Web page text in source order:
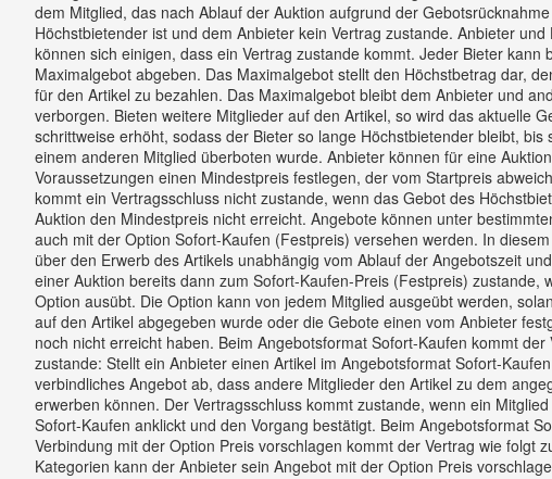
dem Mitglied, das nach Ablauf der Auktion aufgrund der
Höchstbietender ist und dem Anbieter kein Vertrag zustande. Anbieter und
können sich einigen, dass ein Vertrag zustande kommt. Jeder Bieter kann
Maximalgebot abgeben. Das Maximalgebot stellt den Höchstbetrag dar,
für den Artikel zu bezahlen. Das Maximalgebot bleibt dem Anbieter und
verborgen. Bieten weitere Mitglieder auf den Artikel, so wird das aktuelle
schrittweise erhöht, sodass der Bieter so lange Höchstbietender bleibt, bis
einem anderen Mitglied überboten wurde. Anbieter können für eine
Voraussetzungen einen Mindestpreis festlegen, der vom Startpreis
kommt ein Vertragsschluss nicht zustande, wenn das Gebot des
Auktion den Mindestpreis nicht erreicht. Angebote können unter
auch mit der Option Sofort-Kaufen (Festpreis) versehen werden. In
über den Erwerb des Artikels unabhängig vom Ablauf der Angebotszeit
einer Auktion bereits dann zum Sofort-Kaufen-Preis (Festpreis) zustande,
Option ausübt. Die Option kann von jedem Mitglied ausgeübt werden,
auf den Artikel abgegeben wurde oder die Gebote einen vom Anbieter
noch nicht erreicht haben. Beim Angebotsformat Sofort-Kaufen kommt der
zustande: Stellt ein Anbieter einen Artikel im Angebotsformat Sofort-
verbindliches Angebot ab, dass andere Mitglieder den Artikel zu dem
erwerben können. Der Vertragsschluss kommt zustande, wenn ein
Sofort-Kaufen anklickt und den Vorgang bestätigt. Beim Angebotsformat
Verbindung mit der Option Preis vorschlagen kommt der Vertrag wie folgt
Kategorien kann der Anbieter sein Angebot mit der Option Preis